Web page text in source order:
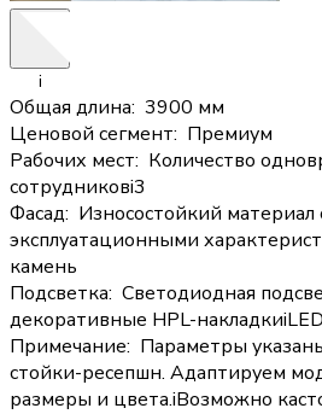
i
Общая длина: 3900 мм
Ценовой сегмент: Премиум
Рабочих мест: Количество
сотрудниковi3
Фасад: Износостойкий материал
эксплуатационными
камень
Подсветка: Светодиодная
декоративные HPL-накладкиi
Примечание: Параметры
стойки-ресепшн. Адаптируем
размеры и цвета.iВозможно